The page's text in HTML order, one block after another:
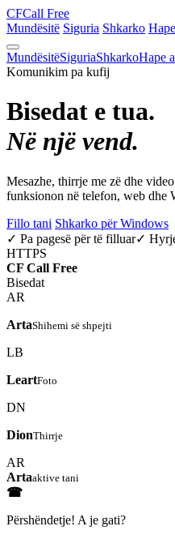
CFCall Free
Mundësitë Siguria Shkarko
MundësitëSiguriaShkarkoHape
Komunikim pa kufij
Bisedat e tua.
Në një vend.
Mesazhe, thirrje me zë dhe
funksionon në telefon, web dhe
Fillo tani Shkarko për Windows
✓ Pa pagesë për të filluar✓
HTTPS
CF Call Free
Bisedat
AR
ArtaShihemi së shpejti
LB
LeartFoto
DN
DionThirrje
AR
Artaaktive tani
☎
Përshëndetje! A je gati?